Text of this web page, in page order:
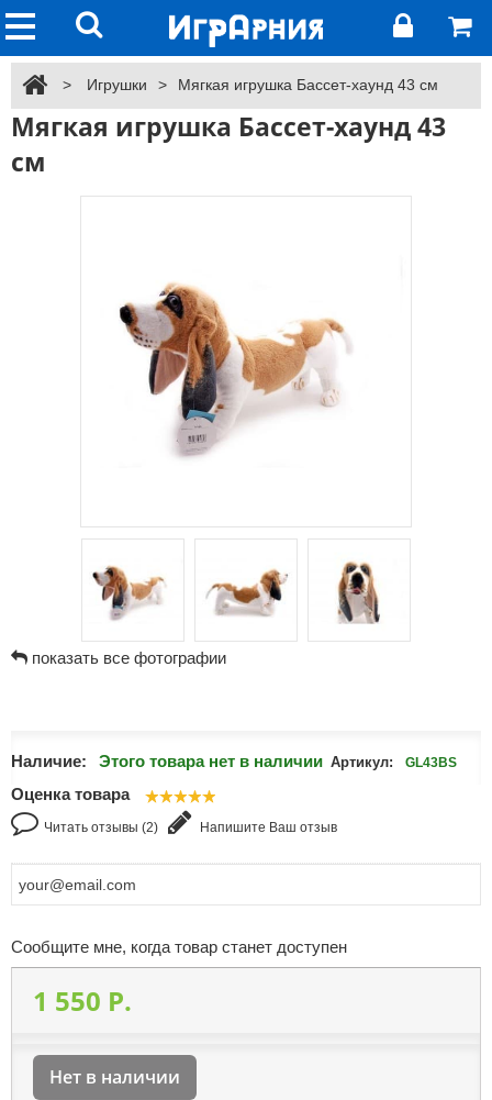
> Игрушки > Мягкая игрушка Бассет-хаунд 43 см
Мягкая игрушка Бассет-хаунд 43
см
показать все фотографии
Наличие: Этого товара нет в наличии Артикул: GL43BS
Оценка товара
Читать отзывы (2) Напишите Ваш отзыв
Сообщите мне, когда товар станет доступен
1 550 P.
Нет в наличии